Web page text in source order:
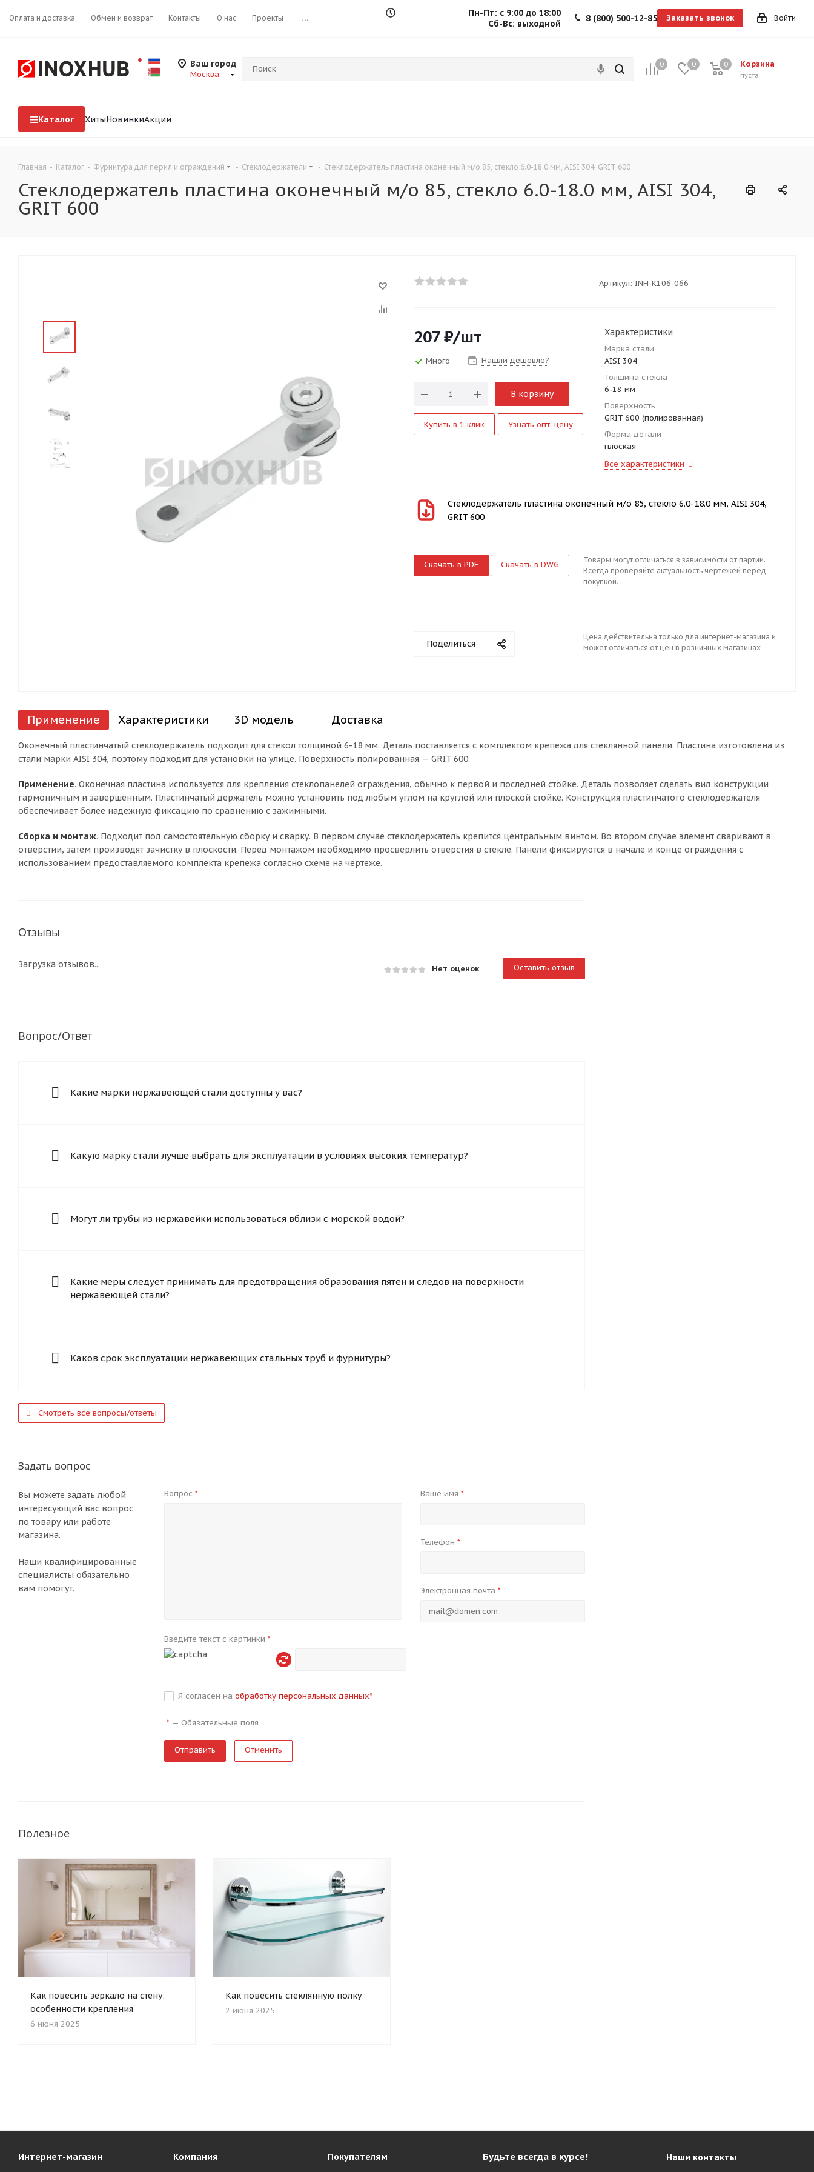
Оплата и доставка Обмен и возврат Контакты О нас Проекты ... Войти
8 (800) 500-12-85 Заказать звонок
Пн-Пт: с 9:00 до 18:00
Сб-Вс: выходной
Ваш город
Москва
0 0 Корзина
0
пуста
0
Каталог ХитыНовинкиАкции
Главная - Каталог - Фурнитура для перил и ограждений - Стеклодержатели - Стеклодержатель пластина оконечный м/о 85, стекло 6.0-18.0 мм, AISI 304, GRIT 600
Стеклодержатель пластина оконечный м/о 85, стекло 6.0-18.0 мм, AISI 304,
GRIT 600
Артикул: INH-K106-066
207₽/шт
Много Нашли дешевле?
В корзину
Купить в 1 клик Узнать опт. цену
Характеристики
Марка стали
AISI 304
Толщина стекла
6-18 мм
Поверхность
GRIT 600 (полированная)
Форма детали
плоская
Все характеристики
Стеклодержатель пластина оконечный м/о 85, стекло 6.0-18.0 мм, AISI 304,
GRIT 600
Скачать в PDF Скачать в DWG
Товары могут отличаться в зависимости от партии.
Всегда проверяйте актуальность чертежей перед
покупкой.
Поделиться
Цена действительна только для интернет-магазина и
может отличаться от цен в розничных магазинах
Применение Характеристики 3D модель Доставка
Оконечный пластинчатый стеклодержатель подходит для стекол толщиной 6-18 мм. Деталь поставляется с комплектом крепежа для стеклянной панели. Пластина изготовлена из
стали марки AISI 304, поэтому подходит для установки на улице. Поверхность полированная — GRIT 600.
Применение. Оконечная пластина используется для крепления стеклопанелей ограждения, обычно к первой и последней стойке. Деталь позволяет сделать вид конструкции
гармоничным и завершенным. Пластинчатый держатель можно установить под любым углом на круглой или плоской стойке. Конструкция пластинчатого стеклодержателя
обеспечивает более надежную фиксацию по сравнению с зажимными.
Сборка и монтаж. Подходит под самостоятельную сборку и сварку. В первом случае стеклодержатель крепится центральным винтом. Во втором случае элемент сваривают в
отверстии, затем производят зачистку в плоскости. Перед монтажом необходимо просверлить отверстия в стекле. Панели фиксируются в начале и конце ограждения с
использованием предоставляемого комплекта крепежа согласно схеме на чертеже.
Отзывы
Нет оценок Оставить отзыв
Загрузка отзывов...
Вопрос/Ответ
Какие марки нержавеющей стали доступны у вас?
Какую марку стали лучше выбрать для эксплуатации в условиях высоких температур?
Могут ли трубы из нержавейки использоваться вблизи с морской водой?
Какие меры следует принимать для предотвращения образования пятен и следов на поверхности
нержавеющей стали?
Каков срок эксплуатации нержавеющих стальных труб и фурнитуры?
Смотреть все вопросы/ответы
Задать вопрос
Вы можете задать любой
интересующий вас вопрос
по товару или работе
магазина.
Наши квалифицированные
специалисты обязательно
вам помогут.
Вопрос* Ваше имя *
Телефон *
Электронная почта *
Введите текст с картинки*
Я согласен наобработку персональных данных*
* —Обязательные поля
Отменить
Полезное
Как повесить зеркало на стену:
особенности крепления
6 июня 2025
Как повесить стеклянную полку
2 июня 2025
Интернет-магазин Компания Покупателям Будьте всегда в курсе! Наши контакты